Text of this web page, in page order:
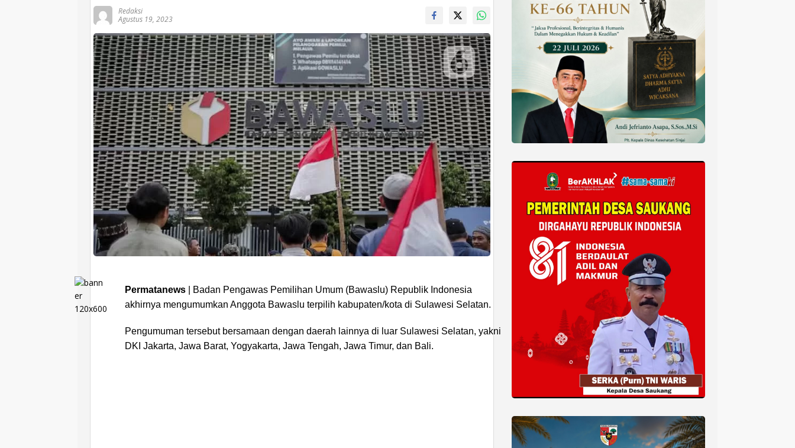
Redaksi
Agustus 19, 2023
Permatanews| Badan Pengawas Pemilihan Umum (Bawaslu) Republik Indonesia
akhirnya mengumumkan Anggota Bawaslu terpilih kabupaten/kota di Sulawesi Selatan.
Pengumuman tersebut bersamaan dengan daerah lainnya di luar Sulawesi Selatan, yakni
DKI Jakarta, Jawa Barat, Yogyakarta, Jawa Tengah, Jawa Timur, dan Bali.